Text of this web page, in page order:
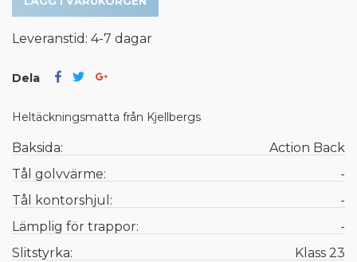
Leveranstid: 4-7 dagar
Dela
Heltäckningsmatta från Kjellbergs
Baksida:
Action Back
Tål golvvärme:
-
Tål kontorshjul:
-
Lämplig för trappor:
-
Slitstyrka:
Klass 23